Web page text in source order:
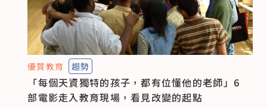
優質教育 趨勢
「每個天資獨特的孩子，都有位懂他的老師」6
部電影走入教育現場，看見改變的起點